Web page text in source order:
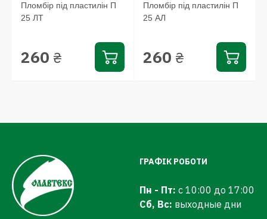
Пломбір під пластилін П
25 ЛТ
260 ₴
Пломбір під пластилін П
25 АЛ
260 ₴
ГРАФІК РОБОТИ
Пн - Пт: с 10:00 до 17:00
Сб, Вс: выходные дни